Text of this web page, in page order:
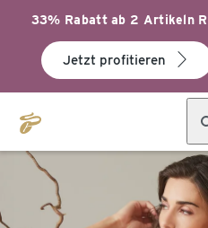
33% Rabatt ab 2 Artikeln
Jetzt profitieren